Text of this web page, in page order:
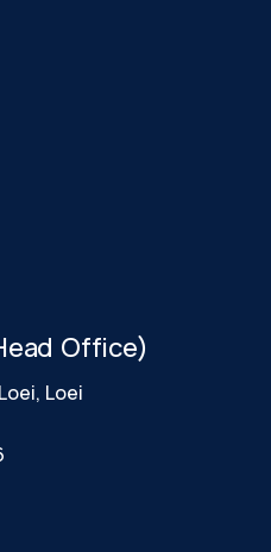
Office)
Loei